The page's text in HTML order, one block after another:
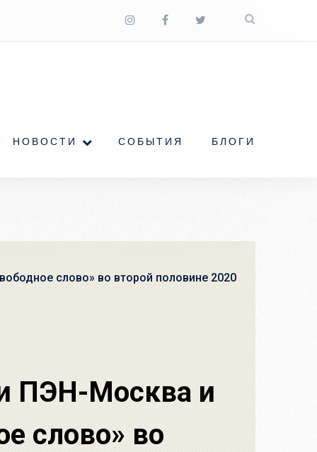
НОВОСТИ СОБЫТИЯ БЛОГИ
слово» во второй половине 2020
ПЭН-Москва и
слово» во